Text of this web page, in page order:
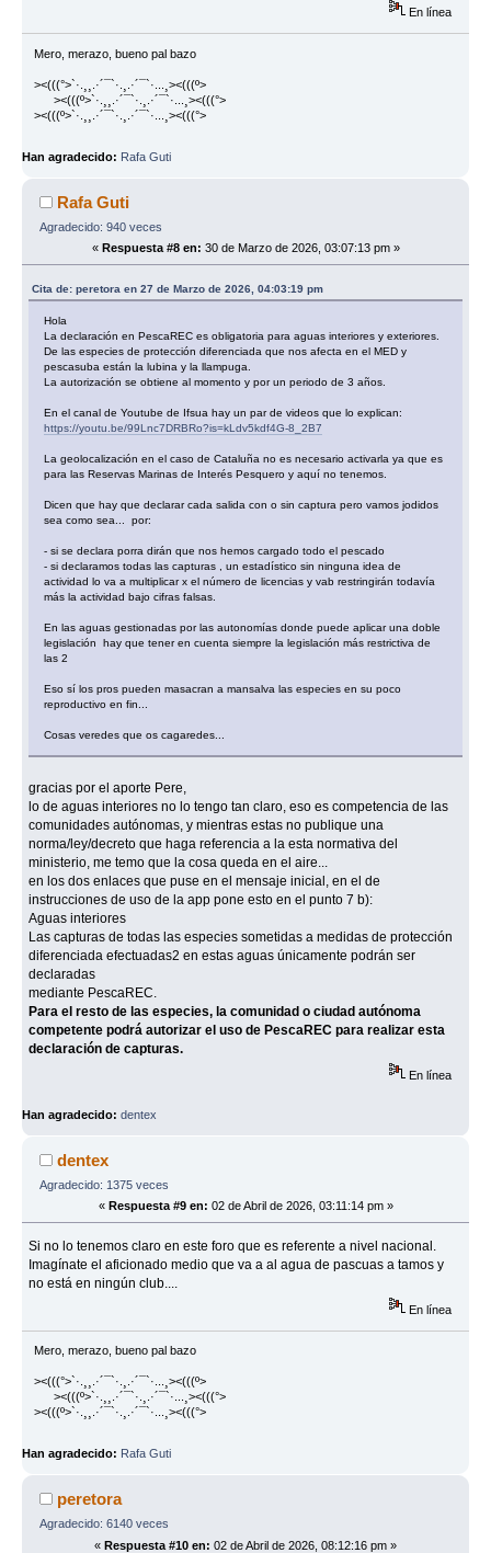
En línea
Mero, merazo, bueno pal bazo
><(((°>`·.¸¸.·´¯`·.¸.·´¯`·...¸><(((º>
><(((º>`·.¸¸.·´¯`·.¸.·´¯`·...¸><(((°>
><(((º>`·.¸¸.·´¯`·.¸.·´¯`·...¸><(((°>
Han agradecido: Rafa Guti
Rafa Guti
Agradecido: 940 veces
« Respuesta #8 en: 30 de Marzo de 2026, 03:07:13 pm »
Cita de: peretora en 27 de Marzo de 2026, 04:03:19 pm
Hola
La declaración en PescaREC es obligatoria para aguas interiores y exteriores.
De las especies de protección diferenciada que nos afecta en el MED y
pescasuba están la lubina y la llampuga.
La autorización se obtiene al momento y por un periodo de 3 años.
En el canal de Youtube de Ifsua hay un par de videos que lo explican:
https://youtu.be/99Lnc7DRBRo?is=kLdv5kdf4G-8_2B7
La geolocalización en el caso de Cataluña no es necesario activarla ya que es
para las Reservas Marinas de Interés Pesquero y aquí no tenemos.
Dicen que hay que declarar cada salida con o sin captura pero vamos jodidos
sea como sea... por:
- si se declara porra dirán que nos hemos cargado todo el pescado
- si declaramos todas las capturas , un estadístico sin ninguna idea de
actividad lo va a multiplicar x el número de licencias y vab restringirán todavía
más la actividad bajo cifras falsas.
En las aguas gestionadas por las autonomías donde puede aplicar una doble
legislación hay que tener en cuenta siempre la legislación más restrictiva de
las 2
Eso sí los pros pueden masacran a mansalva las especies en su poco
reproductivo en fin...
Cosas veredes que os cagaredes...
gracias por el aporte Pere,
lo de aguas interiores no lo tengo tan claro, eso es competencia de las
comunidades autónomas, y mientras estas no publique una
norma/ley/decreto que haga referencia a la esta normativa del
ministerio, me temo que la cosa queda en el aire...
en los dos enlaces que puse en el mensaje inicial, en el de
instrucciones de uso de la app pone esto en el punto 7 b):
Aguas interiores
Las capturas de todas las especies sometidas a medidas de protección
diferenciada efectuadas2 en estas aguas únicamente podrán ser
declaradas
mediante PescaREC.
Para el resto de las especies, la comunidad o ciudad autónoma
competente podrá autorizar el uso de PescaREC para realizar esta
declaración de capturas.
En línea
Han agradecido: dentex
dentex
Agradecido: 1375 veces
« Respuesta #9 en: 02 de Abril de 2026, 03:11:14 pm »
Si no lo tenemos claro en este foro que es referente a nivel nacional.
Imagínate el aficionado medio que va a al agua de pascuas a tamos y
no está en ningún club....
En línea
Mero, merazo, bueno pal bazo
><(((°>`·.¸¸.·´¯`·.¸.·´¯`·...¸><(((º>
><(((º>`·.¸¸.·´¯`·.¸.·´¯`·...¸><(((°>
><(((º>`·.¸¸.·´¯`·.¸.·´¯`·...¸><(((°>
Han agradecido: Rafa Guti
peretora
Agradecido: 6140 veces
« Respuesta #10 en: 02 de Abril de 2026, 08:12:16 pm »